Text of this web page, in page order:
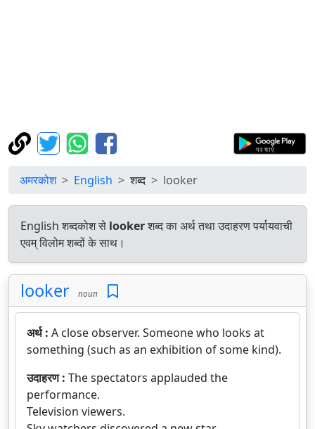
अमरकोश English शब्द looker
English शब्दकोश से lookerशब्द का अर्थ तथा उदाहरण पर्यायवाची
एवम् विलोम शब्दों के साथ।
looker noun
अर्थ : A close observer. Someone who looks at
something (such as an exhibition of some kind).
उदाहरण : The spectators applauded the
performance.
Television viewers.